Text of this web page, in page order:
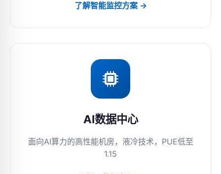
了解智能监控方案 →
AI数据中心
面向AI算力的高性能机房，液冷技术，PUE低至
1.15